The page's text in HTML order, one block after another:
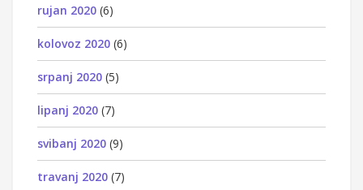
rujan 2020 (6)
kolovoz 2020 (6)
srpanj 2020 (5)
lipanj 2020 (7)
svibanj 2020 (9)
travanj 2020 (7)